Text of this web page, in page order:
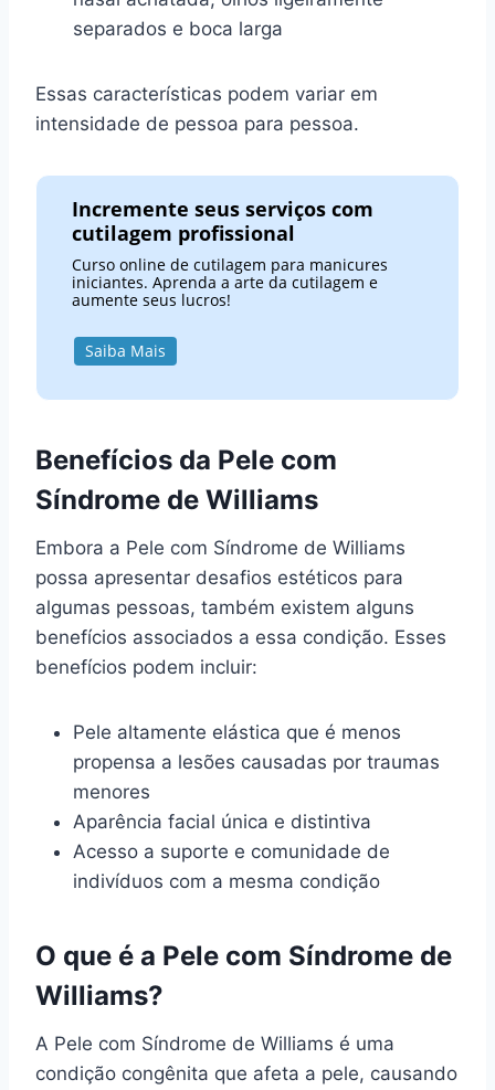
separados e boca larga
Essas características podem variar em
intensidade de pessoa para pessoa.
Incremente seus serviços com
cutilagem profissional
Curso online de cutilagem para manicures
iniciantes. Aprenda a arte da cutilagem e
aumente seus lucros!
Saiba Mais
Benefícios da Pele com
Síndrome de Williams
Embora a Pele com Síndrome de Williams
possa apresentar desafios estéticos para
algumas pessoas, também existem alguns
benefícios associados a essa condição. Esses
benefícios podem incluir:
Pele altamente elástica que é menos
propensa a lesões causadas por traumas
menores
Aparência facial única e distintiva
Acesso a suporte e comunidade de
indivíduos com a mesma condição
O que é a Pele com Síndrome de
Williams?
A Pele com Síndrome de Williams é uma
condição congênita que afeta a pele, causando